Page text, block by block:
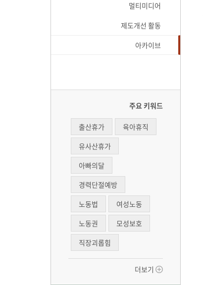
멀티미디어
제도개선 활동
아카이브
주요 키워드
출산휴가
육아휴직
유사산휴가
아빠의달
경력단절예방
노동법
여성노동
노동권
모성보호
직장괴롭힘
더보기